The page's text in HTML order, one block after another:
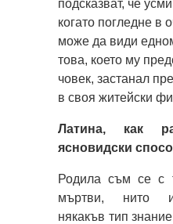
подсказват, че
когато погледне в
може да види
това, което му
човек, застанал
в своя житейски
Латина, как
ясновидски
Родила съм се с
мъртви, нито
някакъв тип